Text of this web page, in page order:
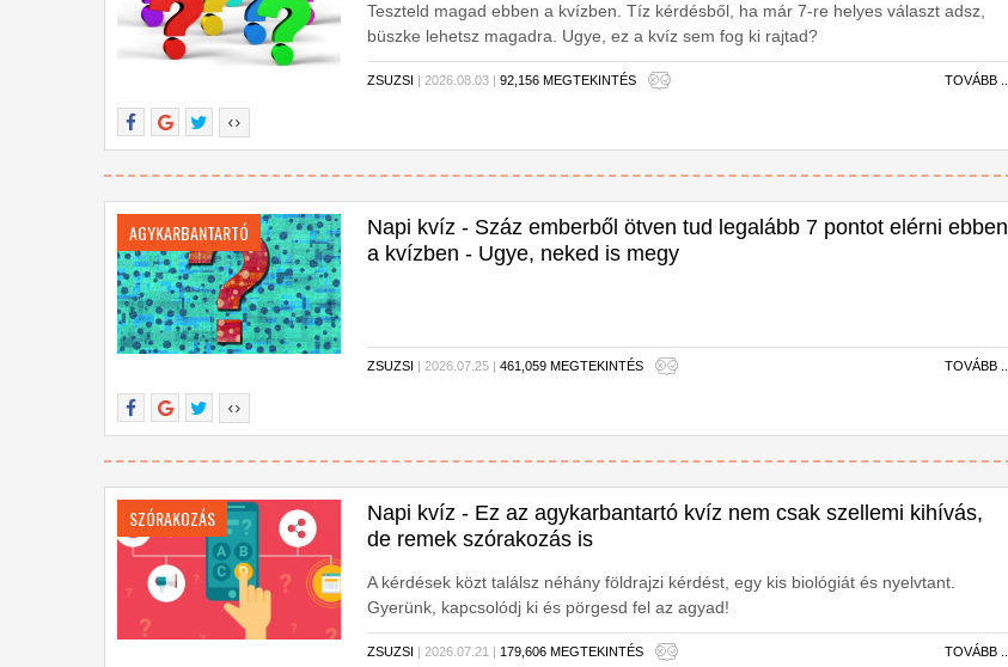
Teszteld magad ebben a kvízben. Tíz kérdésből, ha már 7-re helyes választ adsz,
büszke lehetsz magadra. Ugye, ez a kvíz sem fog ki rajtad?
ZSUZSI | 2026.08.03 |92,156 MEGTEKINTÉS TOVÁBB ...
AGYKARBANTARTÓ
Napi kvíz - Száz emberből ötven tud legalább 7 pontot elérni ebben
a kvízben - Ugye, neked is megy
ZSUZSI | 2026.07.25 |461,059 MEGTEKINTÉS TOVÁBB ...
SZÓRAKOZÁS
Napi kvíz - Ez az agykarbantartó kvíz nem csak szellemi kihívás,
de remek szórakozás is
A kérdések közt találsz néhány földrajzi kérdést, egy kis biológiát és nyelvtant.
Gyerünk, kapcsolódj ki és pörgesd fel az agyad!
ZSUZSI | 2026.07.21 | 179,606 MEGTEKINTÉS TOVÁBB ...